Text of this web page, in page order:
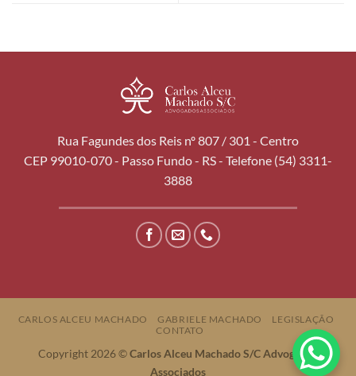
Rua Fagundes dos Reis nº 807 / 301 - Centro
CEP 99010-070 - Passo Fundo - RS - Telefone (54) 3311-
3888
CARLOS ALCEU MACHADO GABRIELE MACHADO
LEGISLAÇÃO
CONTATO
Copyright 2026 ©Carlos Alceu Machado S/C Advogados
Associados